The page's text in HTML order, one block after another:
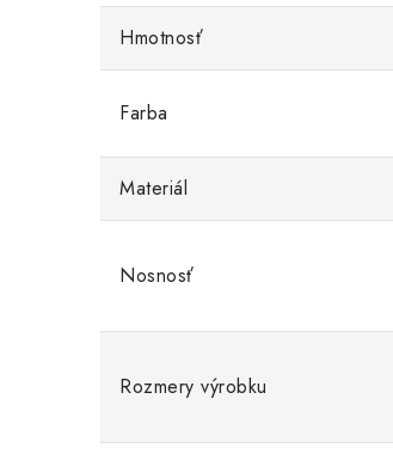
Hmotnosť
Farba
Materiál
Nosnosť
Rozmery výrobku